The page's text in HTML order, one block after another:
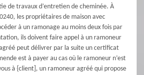
de travaux d’entretien de cheminée. À
les propriétaires de maison avec
à un ramonage au moins deux fois par
ils doivent faire appel à un ramoneur
peut délivrer par la suite un certificat
est à payer au cas où le ramoneur n’est
à {client], un ramoneur agréé qui propose